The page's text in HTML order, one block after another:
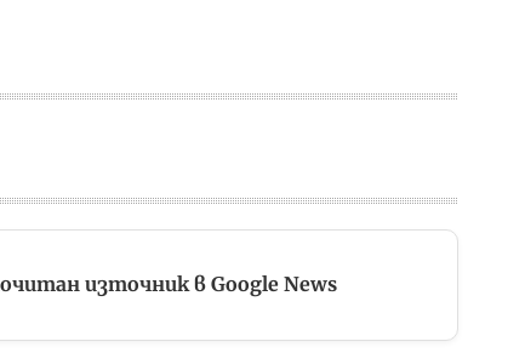
източник в Google News